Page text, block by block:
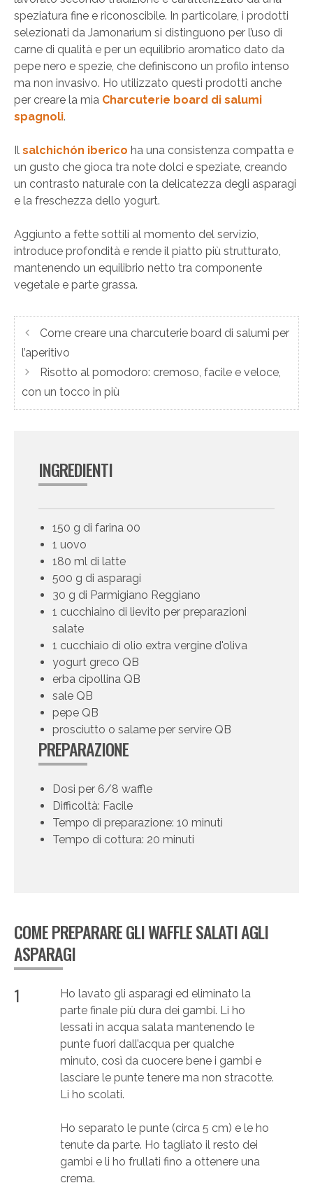
speziatura fine e riconoscibile. In particolare, i prodotti
selezionati da Jamonarium si distinguono per l’uso di
carne di qualità e per un equilibrio aromatico dato da
pepe nero e spezie, che definiscono un profilo intenso
ma non invasivo. Ho utilizzato questi prodotti anche
per creare la mia Charcuterie board di salumi
spagnoli.
Il salchichón iberico ha una consistenza compatta e
un gusto che gioca tra note dolci e speziate, creando
un contrasto naturale con la delicatezza degli asparagi
e la freschezza dello yogurt.
Aggiunto a fette sottili al momento del servizio,
introduce profondità e rende il piatto più strutturato,
mantenendo un equilibrio netto tra componente
vegetale e parte grassa.
Come creare una charcuterie board di salumi per
l’aperitivo
Risotto al pomodoro: cremoso, facile e veloce,
con un tocco in più
INGREDIENTI
150 g di farina 00
1 uovo
180 ml di latte
500 g di asparagi
30 g di Parmigiano Reggiano
1 cucchiaino di lievito per preparazioni
salate
1 cucchiaio di olio extra vergine d'oliva
yogurt greco QB
erba cipollina QB
sale QB
pepe QB
prosciutto o salame per servire QB
PREPARAZIONE
Dosi per 6/8 waffle
Difficoltà: Facile
Tempo di preparazione: 10 minuti
Tempo di cottura: 20 minuti
COME PREPARARE GLI WAFFLE SALATI AGLI
ASPARAGI
1
Ho lavato gli asparagi ed eliminato la
parte finale più dura dei gambi. Li ho
lessati in acqua salata mantenendo le
punte fuori dall’acqua per qualche
minuto, così da cuocere bene i gambi e
lasciare le punte tenere ma non stracotte.
Li ho scolati.
Ho separato le punte (circa 5 cm) e le ho
tenute da parte. Ho tagliato il resto dei
gambi e li ho frullati fino a ottenere una
crema.